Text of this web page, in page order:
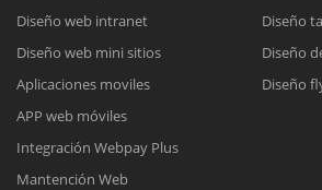
Diseño web intranet
Diseño web mini sitios
Aplicaciones moviles
APP web móviles
Integración Webpay Plus
Mantención Web
Diseño
Diseño
Diseño